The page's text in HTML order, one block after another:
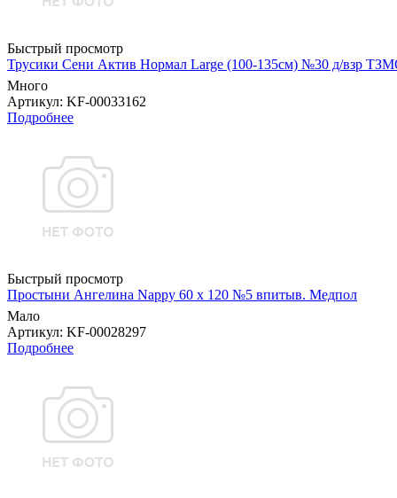
Быстрый просмотр
Трусики Сени Актив Нормал Large (100-135см) №30 д/взр
Много
Артикул: KF-00033162
Подробнее
Быстрый просмотр
Простыни Ангелина Nappy 60 х 120 №5 впитыв. Медпол
Мало
Артикул: KF-00028297
Подробнее